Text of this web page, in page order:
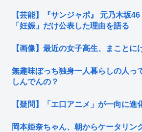
【芸能】『サンジャポ』 元乃木坂
「妊娠」だけ公表した理由を語る
【画像】最近の女子高生、まことに
無趣味ぼっち独身一人暮らしの人っ
しんでんの？
【疑問】「エ口アニメ」が一向に進
岡本姫奈ちゃん、朝からケータリン